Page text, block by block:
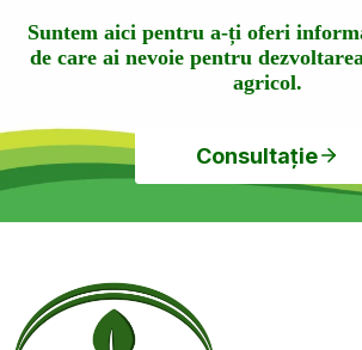
Suntem aici pentru a-ți oferi
de care ai nevoie pentru
agricol.
Consultație